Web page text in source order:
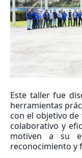
Este taller fue
herramientas
con el objetivo
colaborativo y
motiven a su
reconocimiento y